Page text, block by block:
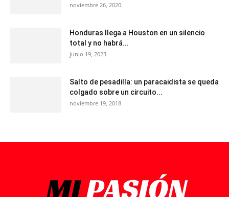
noviembre 26, 2020
Honduras llega a Houston en un silencio
total y no habrá...
junio 19, 2023
Salto de pesadilla: un paracaidista se queda
colgado sobre un circuito...
noviembre 19, 2018